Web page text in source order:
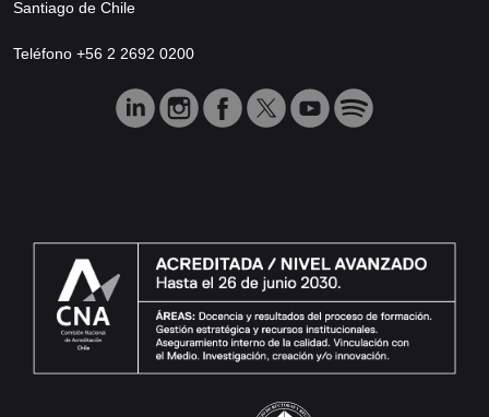
Santiago de Chile
Teléfono +56 2 2692 0200